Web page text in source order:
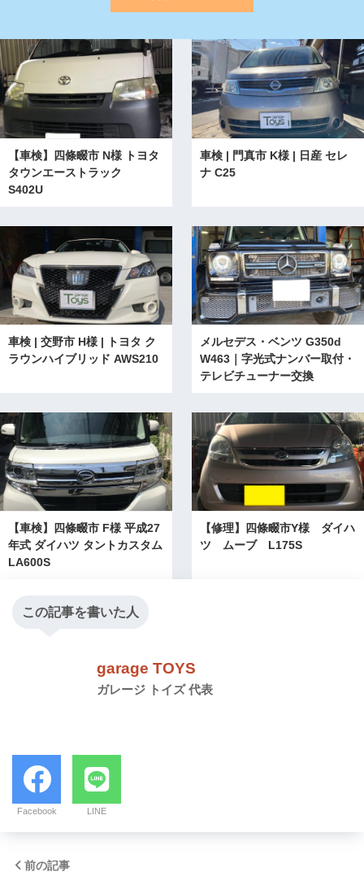
【車検】四條畷市 N様 トヨタ
タウンエーストラック
S402U
車検 | 門真市 K様 | 日産 セレ
ナ C25
車検 | 交野市 H様 | トヨタ ク
ラウンハイブリッド AWS210
メルセデス・ベンツ G350d
W463｜字光式ナンバー取付・
テレビチューナー交換
【車検】四條畷市 F様 平成27
年式 ダイハツ タントカスタム
LA600S
【修理】四條畷市Y様 ダイハ
ツ ムーブ L175S
この記事を書いた人
garage TOYS
ガレージ トイズ 代表
Facebook LINE
前の記事